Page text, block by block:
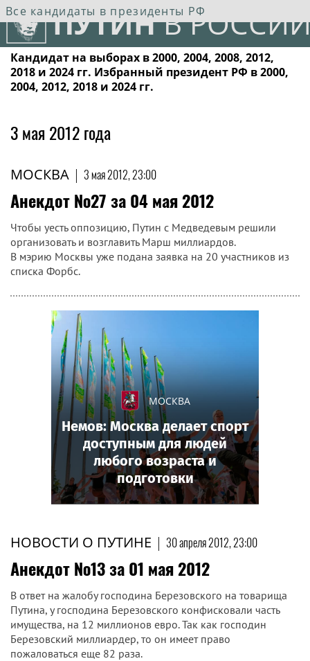
ПУТИНВ
Все кандидаты в президенты РФ
Кандидат на выборах в 2000, 2004, 2008, 2012,
2018 и 2024 гг. Избранный президент РФ в 2000,
2004, 2012, 2018 и 2024 гг.
3 мая 2012 года
МОСКВА | 3 мая 2012, 23:00
Анекдот №27 за 04 мая 2012
Чтобы уесть оппозицию, Путин с Медведевым решили
организовать и возглавить Марш миллиардов.
В мэрию Москвы уже подана заявка на 20 участников из
списка Форбс.
НОВОСТИ О ПУТИНЕ | 30 апреля 2012, 23:00
Анекдот №13 за 01 мая 2012
В ответ на жалобу господина Березовского на товарища
Путина, у господина Березовского конфисковали часть
имущества, на 12 миллионов евро. Так как господин
Березовский миллиардер, то он имеет право
пожаловаться еще 82 раза.
МОСКВА
Немов: Москва делает спорт
доступным для людей
любого возраста и
подготовки